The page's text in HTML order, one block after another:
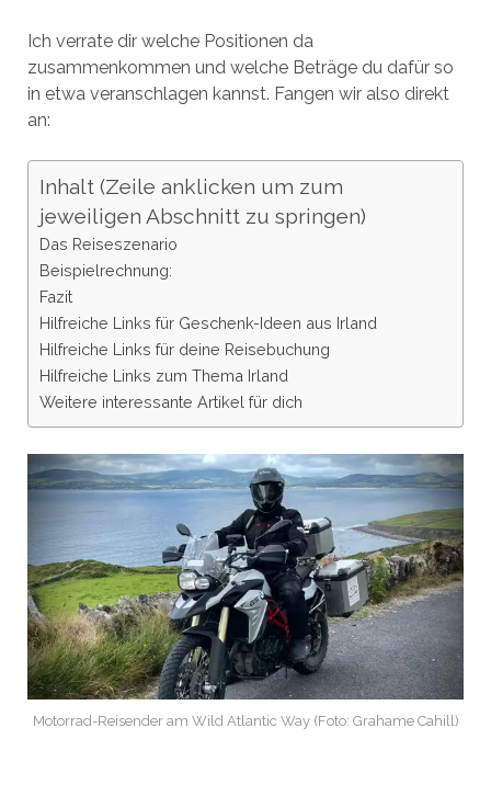
Ich verrate dir welche Positionen da
zusammenkommen und welche Beträge du dafür so
in etwa veranschlagen kannst. Fangen wir also direkt
an:
Inhalt (Zeile anklicken um zum
jeweiligen Abschnitt zu springen)
Das Reiseszenario
Beispielrechnung:
Fazit
Hilfreiche Links für Geschenk-Ideen aus Irland
Hilfreiche Links für deine Reisebuchung
Hilfreiche Links zum Thema Irland
Weitere interessante Artikel für dich
Motorrad-Reisender am Wild Atlantic Way (Foto: Grahame Cahill)